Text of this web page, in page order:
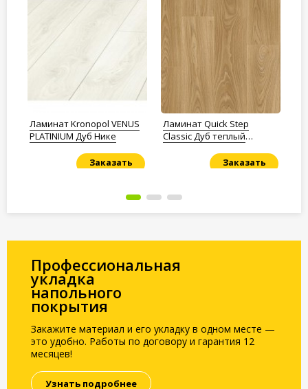
Ламинат Kronopol VENUS
PLATINIUM Дуб Нике
Заказать
Ламинат Quick Step
Classic Дуб теплый
Заказать
Профессиональная
укладка
напольного
покрытия
Закажите материал и его укладку в одном месте —
это удобно. Работы по договору и гарантия 12
месяцев!
Узнать подробнее